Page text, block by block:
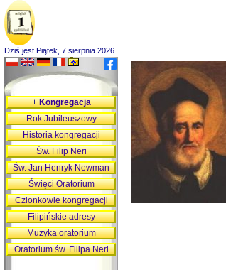
Dziś jest Piątek, 7 sierpnia 2026
+Kongregacja
Rok Jubileuszowy
Historia kongregacji
Św. Filip Neri
Św. Jan Henryk Newman
Święci Oratorium
Członkowie kongregacji
Filipińskie adresy
Muzyka oratorium
Oratorium św. Filipa Neri